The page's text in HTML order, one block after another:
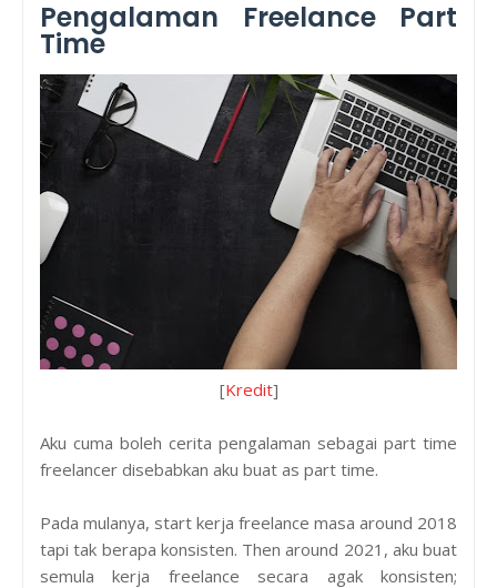
Pengalaman Freelance Part
Time
[Kredit]
Aku cuma boleh cerita pengalaman sebagai part time
freelancer disebabkan aku buat as part time.
Pada mulanya, start kerja freelance masa around 2018
tapi tak berapa konsisten. Then around 2021, aku buat
semula kerja freelance secara agak konsisten;